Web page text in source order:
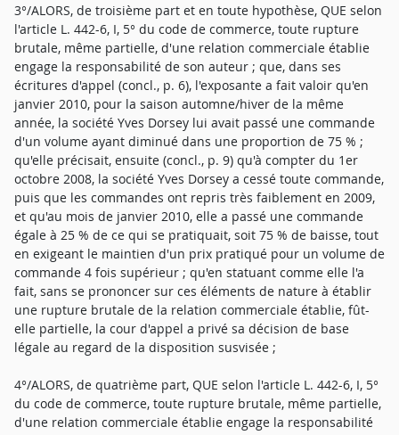
3°/ALORS, de troisième part et en toute hypothèse, QUE selon
l'article L. 442-6, I, 5° du code de commerce, toute rupture
brutale, même partielle, d'une relation commerciale établie
engage la responsabilité de son auteur ; que, dans ses
écritures d'appel (concl., p. 6), l'exposante a fait valoir qu'en
janvier 2010, pour la saison automne/hiver de la même
année, la société Yves Dorsey lui avait passé une commande
d'un volume ayant diminué dans une proportion de 75 % ;
qu'elle précisait, ensuite (concl., p. 9) qu'à compter du 1er
octobre 2008, la société Yves Dorsey a cessé toute commande,
puis que les commandes ont repris très faiblement en 2009,
et qu'au mois de janvier 2010, elle a passé une commande
égale à 25 % de ce qui se pratiquait, soit 75 % de baisse, tout
en exigeant le maintien d'un prix pratiqué pour un volume de
commande 4 fois supérieur ; qu'en statuant comme elle l'a
fait, sans se prononcer sur ces éléments de nature à établir
une rupture brutale de la relation commerciale établie, fût-
elle partielle, la cour d'appel a privé sa décision de base
légale au regard de la disposition susvisée ;
4°/ALORS, de quatrième part, QUE selon l'article L. 442-6, I, 5°
du code de commerce, toute rupture brutale, même partielle,
d'une relation commerciale établie engage la responsabilité